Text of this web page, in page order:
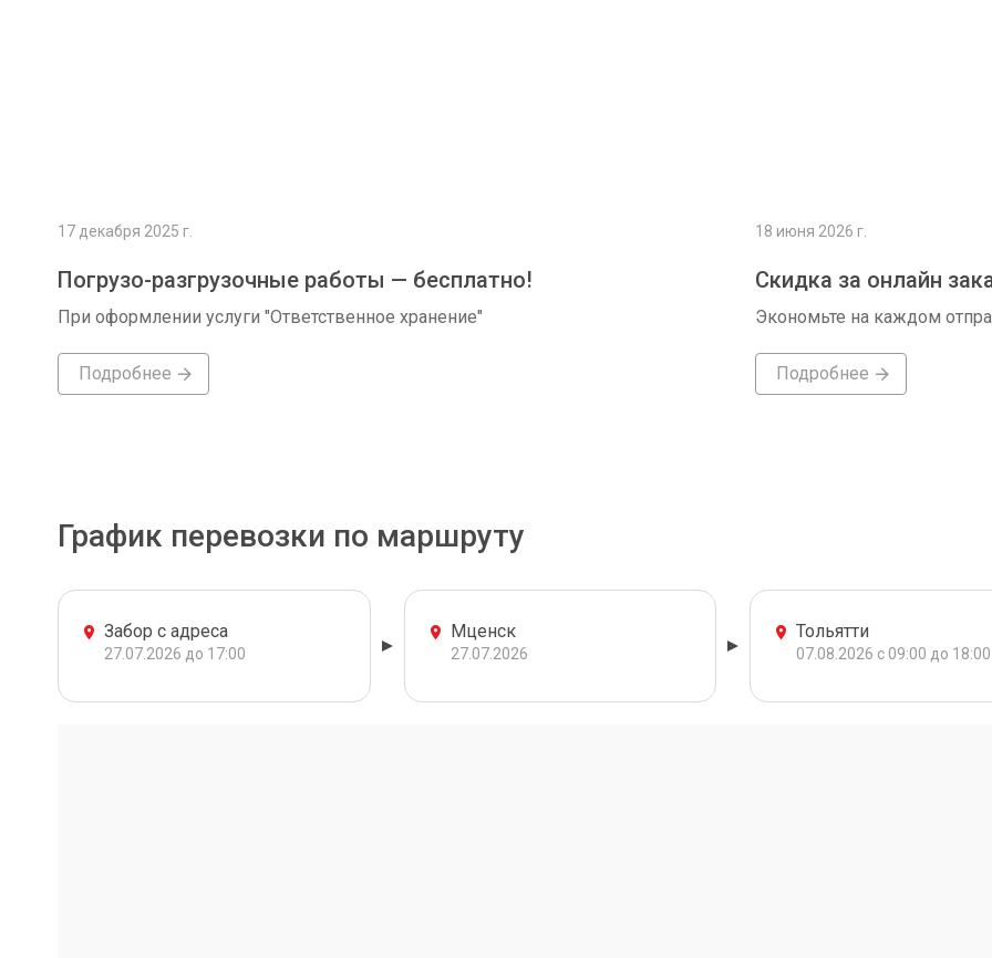
17 декабря 2025 г.
Погрузо-разгрузочные работы — бесплатно!
При оформлении услуги "Ответственное хранение"
Подробнее
18 июня 2026 г.
Скидка за онлайн
Экономьте на каждом
Подробнее
График перевозки по маршруту
Забор с адреса
27.07.2026 до 17:00
Мценск
27.07.2026
Тольятти
07.08.2026 с 09:00 до 18:00